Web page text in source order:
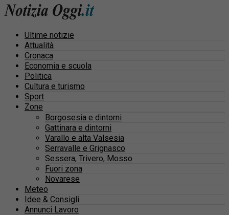
Ultime notizie
Attualità
Cronaca
Economia e scuola
Politica
Cultura e turismo
Sport
Zone
Borgosesia e dintorni
Gattinara e dintorni
Varallo e alta Valsesia
Serravalle e Grignasco
Sessera, Trivero, Mosso
Fuori zona
Novarese
Meteo
Idee & Consigli
Annunci Lavoro